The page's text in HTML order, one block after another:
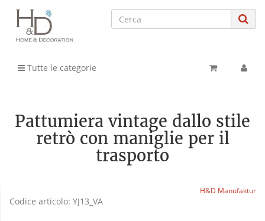
Tutte le categorie
Pattumiera vintage dallo stile
retrò con maniglie per il
trasporto
H&D Manufaktur
Codice articolo: YJ13_VA